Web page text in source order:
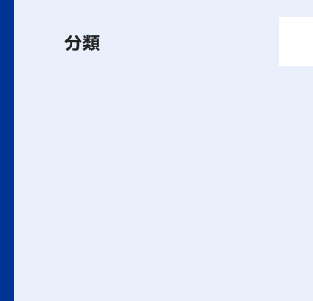
分類